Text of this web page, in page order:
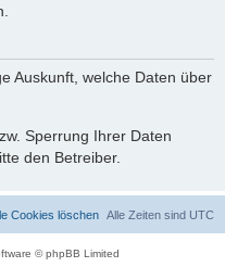
Auskunft, welche Daten über
Sperrung Ihrer Daten
den Betreiber.
Alle Zeiten sind UTC
Cookies löschen
© phpBB Limited